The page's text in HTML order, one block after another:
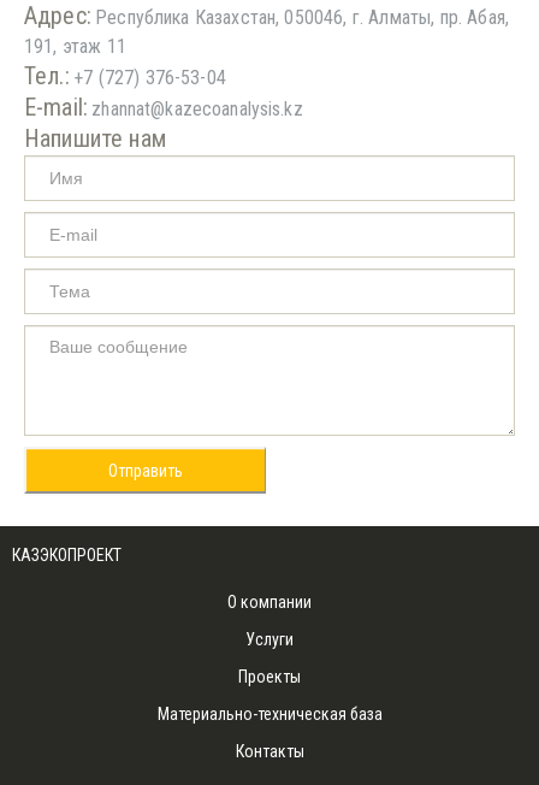
Адрес: Республика Казахстан, 050046, г. Алматы, пр. Абая,
191, этаж 11
Тел.: +7 (727) 376-53-04
E-mail: zhannat@kazecoanalysis.kz
Напишите нам
Отправить
КАЗЭКОПРОЕКТ
О компании
Услуги
Проекты
Материально-техническая база
Контакты